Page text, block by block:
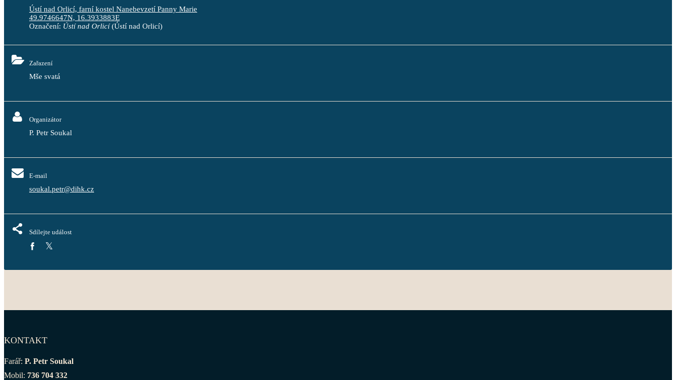
Ústí nad Orlicí, farní kostel Nanebevzetí Panny Marie
49.9746647N, 16.3933883E
Označení: Ústí nad Orlicí(Ústí nad Orlicí)
Zařazení
Mše svatá
Organizátor
P. Petr Soukal
E-mail
soukal.petr@dihk.cz
Sdílejte událost
KONTAKT
Farář: P. Petr Soukal
Mobil: 736 704 332